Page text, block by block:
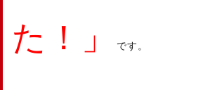
た！」
です。